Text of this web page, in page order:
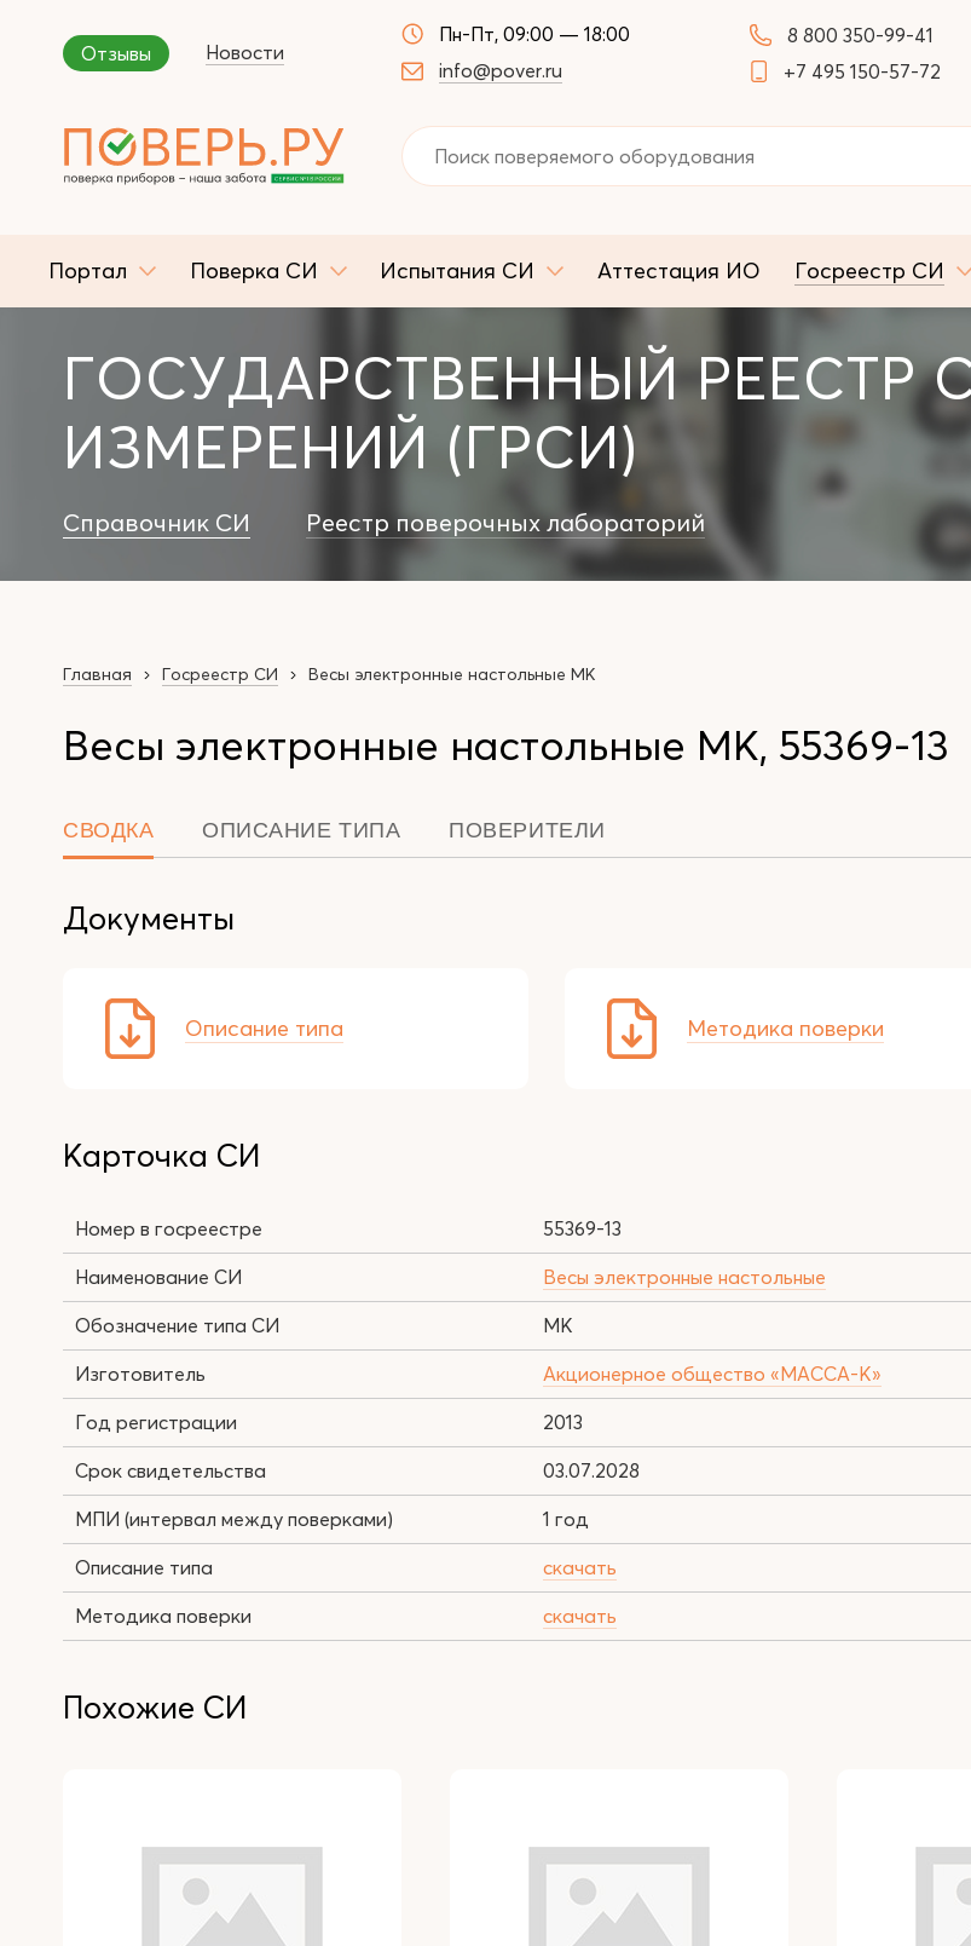
Отзывы Новости
Пн-Пт, 09:00 — 18:00
info@pover.ru
8 800 350-99-41
+7 495 150-57-72
Портал Поверка СИ Испытания СИ Аттестация ИО Госреестр СИ
ГОСУДАРСТВЕННЫЙ РЕЕСТР
ИЗМЕРЕНИЙ (ГРСИ)
Справочник СИ Реестр поверочных лабораторий
Главная Госреестр СИ Весы электронные настольные МК
Весы электронные настольные МК, 55369-13
СВОДКА ОПИСАНИЕ ТИПА ПОВЕРИТЕЛИ
Документы
Описание типа Методика поверки
Карточка СИ
Номер в госреестре
55369-13
Наименование СИ
Весы электронные настольные
Обозначение типа СИ
МК
Изготовитель
Акционерное общество «МАССА-К»
Год регистрации
2013
Срок свидетельства
03.07.2028
МПИ (интервал между поверками)
1 год
Описание типа
скачать
Методика поверки
скачать
Похожие СИ